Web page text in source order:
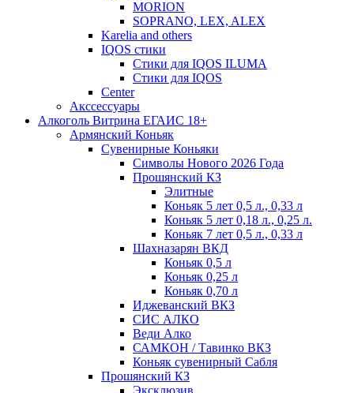
MORION
SOPRANO, LEX, ALEX
Karelia and others
IQOS стики
Стики для IQOS ILUMA
Стики для IQOS
Сenter
Акссессуары
Алкоголь Витрина ЕГАИС 18+
Армянский Коньяк
Сувенирные Коньяки
Символы Нового 2026 Года
Прошянский КЗ
Элитные
Коньяк 5 лет 0,5 л., 0,33 л
Коньяк 5 лет 0,18 л., 0,25 л.
Коньяк 7 лет 0,5 л., 0,33 л
Шахназарян ВКД
Коньяк 0,5 л
Коньяк 0,25 л
Коньяк 0,70 л
Иджеванский ВКЗ
СИС АЛКО
Веди Алко
САМКОН / Тавинко ВКЗ
Коньяк сувенирный Сабля
Прошянский КЗ
Эксклюзив